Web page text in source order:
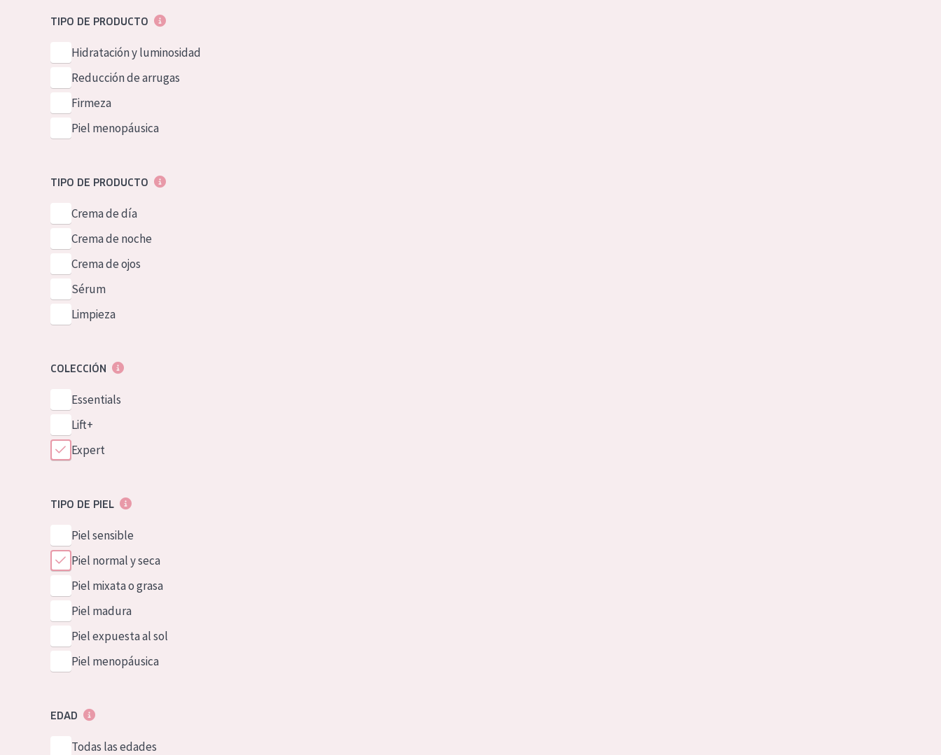
GermanTIPO DE PRODUCTO
Hidratación y luminosidad
Reducción de arrugas
Firmeza
Piel menopáusica
TIPO DE PRODUCTO
Crema de día
Crema de noche
Crema de ojos
Sérum
Limpieza
COLECCIÓN
Essentials
Lift+
Expert
TIPO DE PIEL
Piel sensible
Piel normal y seca
Piel mixata o grasa
Piel madura
Piel expuesta al sol
Piel menopáusica
EDAD
Todas las edades